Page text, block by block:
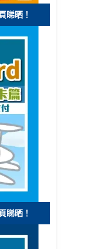
睇晒！
睇晒！